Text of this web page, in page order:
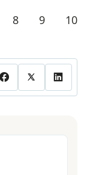
8 9 10